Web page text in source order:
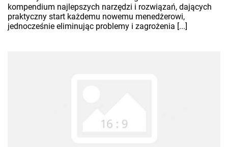
kompendium najlepszych narzędzi i rozwiązań, dających
praktyczny start każdemu nowemu menedżerowi,
jednocześnie eliminując problemy i zagrożenia [...]